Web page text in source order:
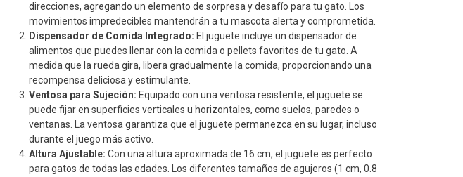
direcciones, agregando un elemento de sorpresa y desafío para tu gato. Los
movimientos impredecibles mantendrán a tu mascota alerta y comprometida.
Dispensador de Comida Integrado: El juguete incluye un dispensador de
alimentos que puedes llenar con la comida o pellets favoritos de tu gato. A
medida que la rueda gira, libera gradualmente la comida, proporcionando una
recompensa deliciosa y estimulante.
Ventosa para Sujeción: Equipado con una ventosa resistente, el juguete se
puede fijar en superficies verticales u horizontales, como suelos, paredes o
ventanas. La ventosa garantiza que el juguete permanezca en su lugar, incluso
durante el juego más activo.
Altura Ajustable: Con una altura aproximada de 16 cm, el juguete es perfecto
para gatos de todas las edades. Los diferentes tamaños de agujeros (1 cm, 0.8